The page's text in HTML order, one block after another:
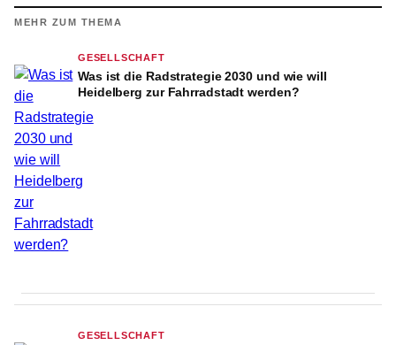
MEHR ZUM THEMA
GESELLSCHAFT
Was ist die Radstrategie 2030 und wie will
Heidelberg zur Fahrradstadt werden?
GESELLSCHAFT